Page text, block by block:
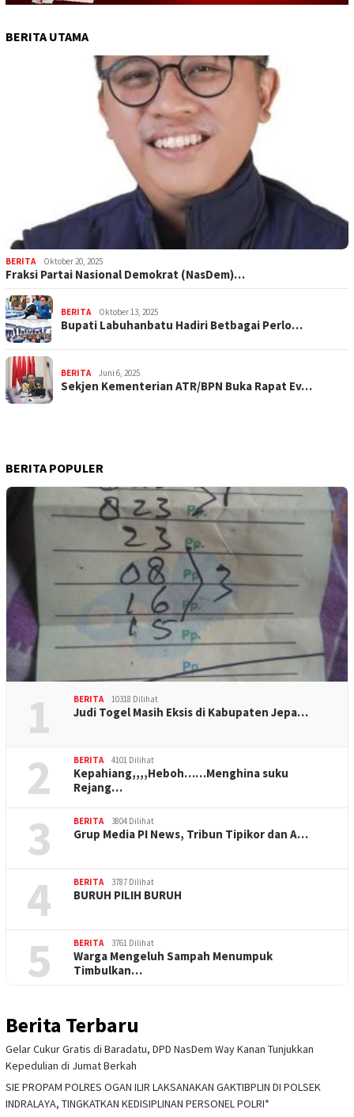
BERITA UTAMA
BERITA Oktober 20, 2025
Fraksi Partai Nasional Demokrat (NasDem)…
BERITA Oktober 13, 2025
Bupati Labuhanbatu Hadiri Betbagai Perlo…
BERITA Juni 6, 2025
Sekjen Kementerian ATR/BPN Buka Rapat Ev…
BERITA POPULER
1 BERITA 10318 Dilihat
Judi Togel Masih Eksis di Kabupaten Jepa…
2 BERITA 4101 Dilihat
Kepahiang,,,,Heboh……Menghina suku
Rejang…
3 BERITA 3804 Dilihat
Grup Media PI News, Tribun Tipikor dan A…
4 BERITA 3787 Dilihat
BURUH PILIH BURUH
5 BERITA 3761 Dilihat
Warga Mengeluh Sampah Menumpuk
Timbulkan…
Berita Terbaru
Gelar Cukur Gratis di Baradatu, DPD NasDem Way Kanan Tunjukkan
Kepedulian di Jumat Berkah
SIE PROPAM POLRES OGAN ILIR LAKSANAKAN GAKTIBPLIN DI POLSEK
INDRALAYA, TINGKATKAN KEDISIPLINAN PERSONEL POLRI*